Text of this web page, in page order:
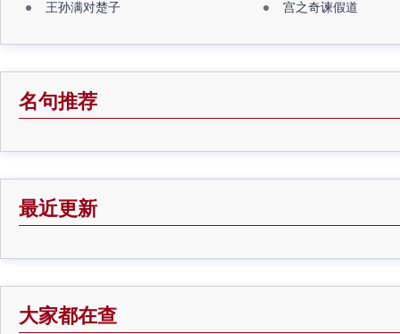
王孙满对楚子 宫之奇谏假道
名句推荐
最近更新
大家都在查